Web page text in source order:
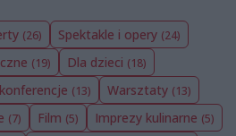
(26) Spektakle i opery (24)
(19) Dla dzieci (18)
(13) Warsztaty (13)
(7) Film (5) Imprezy kulinarne (5)